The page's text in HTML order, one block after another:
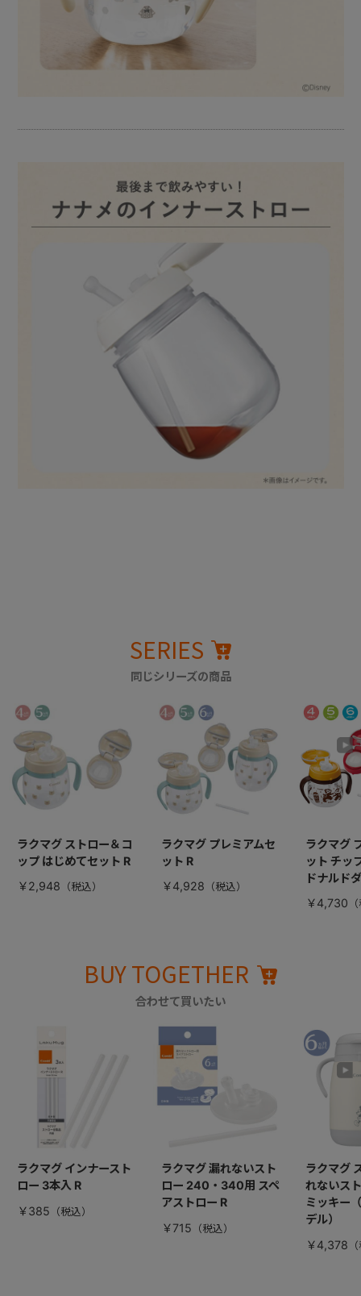
SERIES
同じシリーズの商品
ラクマグ ストロー＆コ
ップ はじめてセット R
￥2,948
ラクマグ プレミアムセ
ット R
￥4,928
ラクマグ
ット チッ
ドナルド
￥4,730
BUY TOGETHER
合わせて買いたい
ラクマグ インナースト
ロー 3本入 R
￥385
ラクマグ 漏れないスト
ロー 240・340用 スペ
アストロー R
￥715
ラクマグ
れないス
ミッキー
デル）
￥4,378